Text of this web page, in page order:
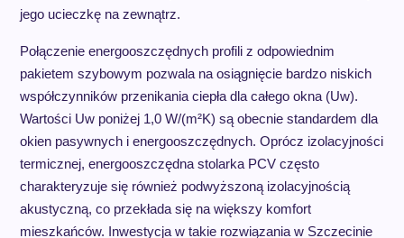
jego ucieczkę na zewnątrz.
Połączenie energooszczędnych profili z odpowiednim
pakietem szybowym pozwala na osiągnięcie bardzo niskich
współczynników przenikania ciepła dla całego okna (Uw).
Wartości Uw poniżej 1,0 W/(m²K) są obecnie standardem dla
okien pasywnych i energooszczędnych. Oprócz izolacyjności
termicznej, energooszczędna stolarka PCV często
charakteryzuje się również podwyższoną izolacyjnością
akustyczną, co przekłada się na większy komfort
mieszkańców. Inwestycja w takie rozwiązania w Szczecinie